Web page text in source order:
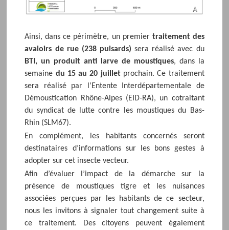
Ainsi, dans ce périmètre, un premier traitement des
avaloirs de rue (238 puisards) sera réalisé avec du
BTI, un produit anti larve de moustiques, dans la
semaine du 15 au 20 juilletprochain. Ce traitement
sera réalisé par l’Entente Interdépartementale de
Démoustication Rhône-Alpes (EID-RA), un cotraitant
du syndicat de lutte contre les moustiques du Bas-
Rhin (SLM67).
En complément, les habitants concernés seront
destinataires d’informations sur les bons gestes à
adopter sur cet insecte vecteur.
Afin d’évaluer l’impact de la démarche sur la
présence de moustiques tigre et les nuisances
associées perçues par les habitants de ce secteur,
nous les invitons à signaler tout changement suite à
ce traitement. Des citoyens peuvent également